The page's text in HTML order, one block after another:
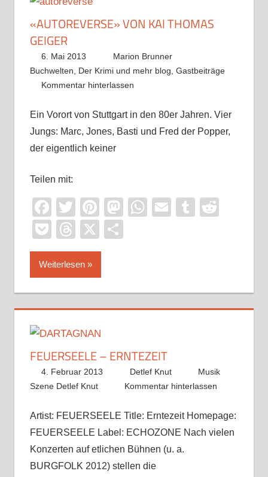
«AUTOREVERSE» VON KAI THOMAS
GEIGER
6. Mai 2013
Marion Brunner
Buchwelten
Der Krimi und mehr blog Gastbeiträge
Kommentar hinterlassen
Ein Vorort von Stuttgart in den 80er Jahren. Vier
Jungs: Marc, Jones, Basti und Fred der Popper,
der eigentlich keiner
Teilen mit:
Facebook
TwitterPinterest
Mastodon
WhatsApp
EmailTumblr
PocketThreads
X
Weiterlesen
FEUERSEELE – ERNTEZEIT
4. Februar 2013 Detlef Knut
Musik
Szene Detlef Knut
Kommentar hinterlassen
Artist: FEUERSEELE Title: Erntezeit Homepage:
FEUERSEELE Label: ECHOZONE Nach vielen
Konzerten auf etlichen Bühnen (u. a.
BURGFOLK 2012) stellen die